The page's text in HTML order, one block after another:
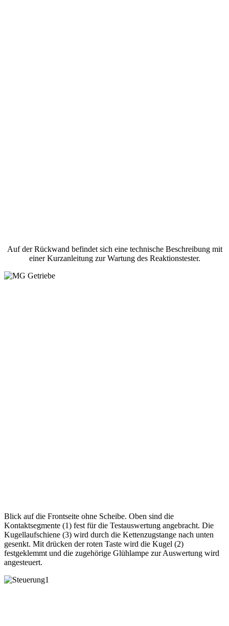
Auf der Rückwand befindet sich eine technische Beschreibung mit
einer Kurzanleitung zur Wartung des Reaktionstester.
Blick auf die Frontseite ohne Scheibe. Oben sind die
Kontaktsegmente (1) fest für die Testauswertung angebracht. Die
Kugellaufschiene (3) wird durch die Kettenzugstange nach unten
gesenkt. Mit drücken der roten Taste wird die Kugel (2)
festgeklemmt und die zugehörige Glühlampe zur Auswertung wird
angesteuert.